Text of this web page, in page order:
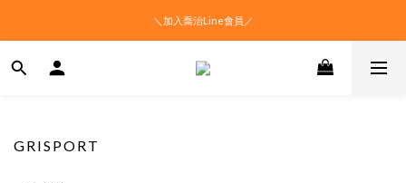
＼加入喬治Line會員／
GRISPORT